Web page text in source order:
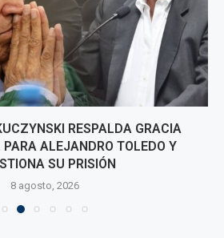
RESPALDA GRACIA
PARA ALEJANDRO TOLEDO Y
SU PRISIÓN
8 agosto, 2026